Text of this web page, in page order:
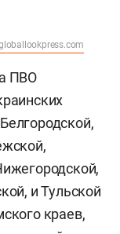
ПВО
и Тульской
краев,